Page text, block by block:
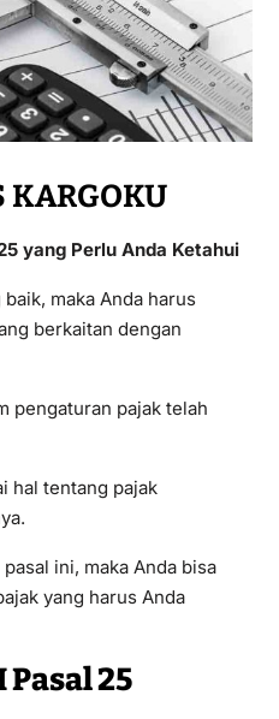
KARGOKU
yang Perlu Anda Ketahui
maka Anda harus
berkaitan dengan
pengaturan pajak telah
hal tentang pajak
ini, maka Anda bisa
yang harus Anda
Pasal 25